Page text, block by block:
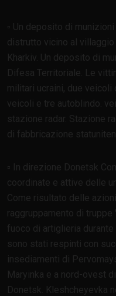
▫️ Un deposito di
distrutto vicino al
Kharkiv. Un deposito di
Difesa Territoriale. Le
militari ucraini, due
veicoli e tre autoblindo.
stazione radar. Stazione
di fabbricazione
▫️ In direzione Donetsk
coordinate e attive delle
Come risultato delle
raggruppamento di
fuoco di artiglieria
sono stati respinti con
insediamenti di
Maryinka e a nord-ovest
Donetsk. Kleshcheyevka